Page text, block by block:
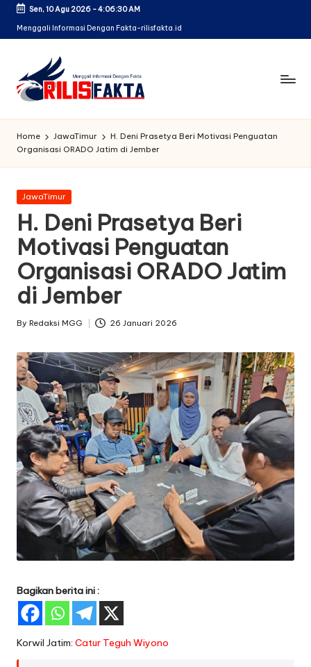
Skip
Sen, 10 Agu 2026-4:06:31 AM
Menggali Informasi Dengan Fakta-rilisfakta.id
Home JawaTimur
H. Deni Prasetya Beri Motivasi Penguatan
Organisasi ORADO Jatim di Jember
Posted
JawaTimur
H. Deni Prasetya Beri
Motivasi Penguatan
Organisasi ORADO Jatim
di Jember
Posted
By Redaksi MGG 26 Januari 2026
Bagikan berita ini :
Korwil Jatim: Catur Teguh Wiyono